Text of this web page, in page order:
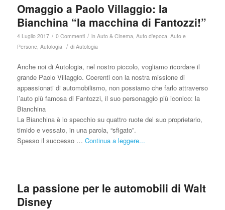
Omaggio a Paolo Villaggio: la
Bianchina “la macchina di Fantozzi!”
4 Luglio 2017 / 0 Commenti / in Auto & Cinema Auto d'epoca Auto e
Persone, Autologia / di Autologia
Anche noi di Autologia, nel nostro piccolo, vogliamo ricordare il
grande Paolo Villaggio. Coerenti con la nostra missione di
appassionati di automobilismo, non possiamo che farlo attraverso
l’auto più famosa di Fantozzi, il suo personaggio più iconico: la
Bianchina
La Bianchina è lo specchio su quattro ruote del suo proprietario,
timido e vessato, in una parola, “sfigato”.
Spesso il successo … Continua a leggere...
La passione per le automobili di Walt
Disney